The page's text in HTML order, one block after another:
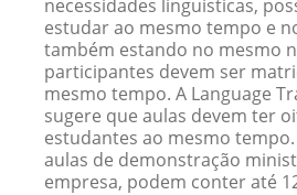
necessidades linguísticas,
estudar ao mesmo tempo e
também estando no mesmo
participantes devem ser
mesmo tempo. A Language
sugere que aulas devem ter
estudantes ao mesmo
aulas de demonstração
empresa, podem conter até